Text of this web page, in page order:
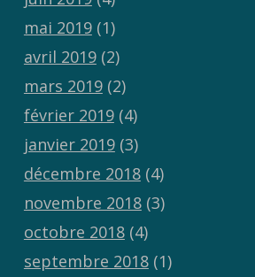
mai 2019(1)
avril 2019(2)
mars 2019(2)
février 2019(4)
janvier 2019(3)
décembre 2018(4)
novembre 2018(3)
octobre 2018(4)
septembre 2018(1)